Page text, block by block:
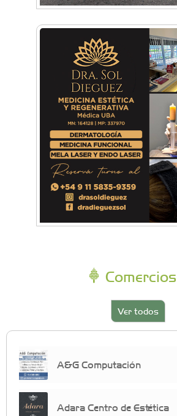
Comercios
Ver todos
A&G Computación
Adara Centro de Estética